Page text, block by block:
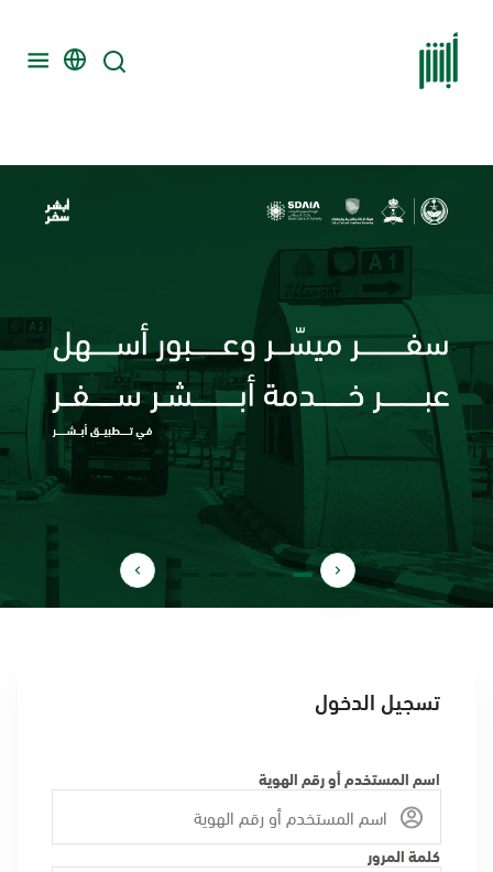
تسجيل الدخول
اسم المستخدم أو رقم الهوية
كلمة المرور